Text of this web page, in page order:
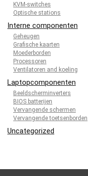
KVM-switches
Optische stations
Interne componenten
Geheugen
Grafische kaarten
Moederborden
Processoren
Ventilatoren and koeling
Laptopcomponenten
Beeldscherminverters
BIOS batterijen
Vervangende schermen
Vervangende toetsenborden
Uncategorized